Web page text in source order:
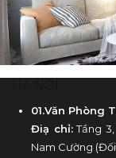
01.Văn Phòng
Điạ chỉ:Tầng 3,
Nam Cường